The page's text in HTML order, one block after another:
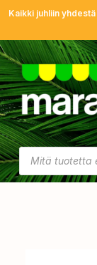
Kaikki juhliin